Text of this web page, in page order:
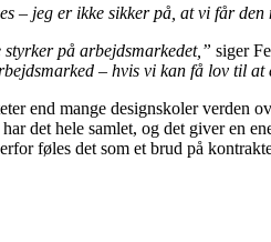
– jeg er ikke sikker på, at vi får
styrker på arbejdsmarkedet,” siger
– hvis vi kan få lov til
end mange designskoler verden
det hele samlet, og det giver en
føles det som et brud på